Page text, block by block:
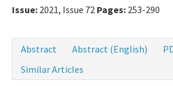
Issue: 2021, Issue 72 Pages: 253-290
Abstract
Abstract (English)
Similar Articles